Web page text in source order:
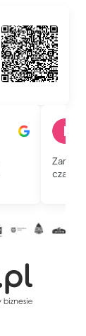
czas i